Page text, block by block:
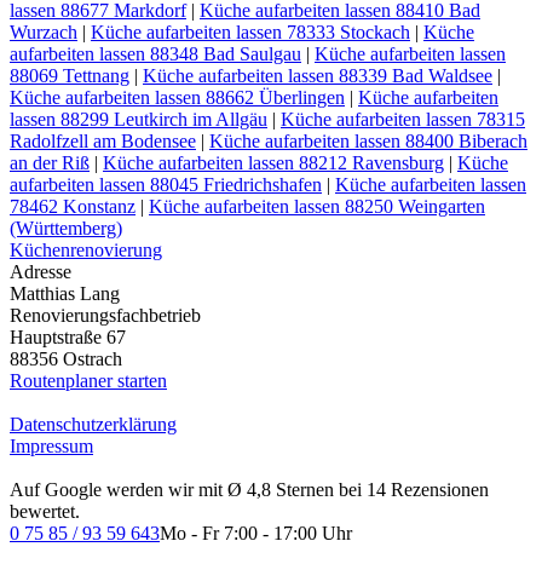
lassen 88677 Markdorf| Küche aufarbeiten lassen 88410 Bad
Wurzach | Küche aufarbeiten lassen 78333 Stockach | Küche
aufarbeiten lassen 88348 Bad Saulgau | Küche aufarbeiten lassen
88069 Tettnang | Küche aufarbeiten lassen 88339 Bad Waldsee |
Küche aufarbeiten lassen 88662 Überlingen | Küche aufarbeiten
lassen 88299 Leutkirch im Allgäu | Küche aufarbeiten lassen 78315
Radolfzell am Bodensee | Küche aufarbeiten lassen 88400 Biberach
an der Riß | Küche aufarbeiten lassen 88212 Ravensburg | Küche
aufarbeiten lassen 88045 Friedrichshafen | Küche aufarbeiten lassen
78462 Konstanz | Küche aufarbeiten lassen 88250 Weingarten
(Württemberg)
Küchenrenovierung
Adresse
Matthias Lang
Renovierungsfachbetrieb
Hauptstraße 67
88356 Ostrach
Routenplaner starten
Datenschutzerklärung
Impressum
Auf Google werden wir mit Ø 4,8 Sternen bei 14 Rezensionen
bewertet.
0 75 85 / 93 59 643Mo - Fr 7:00 - 17:00 Uhr